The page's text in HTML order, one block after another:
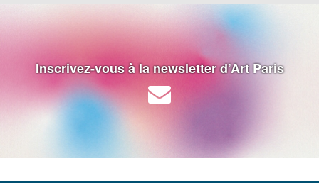
Inscrivez-vous à la newsletter d’Art Paris